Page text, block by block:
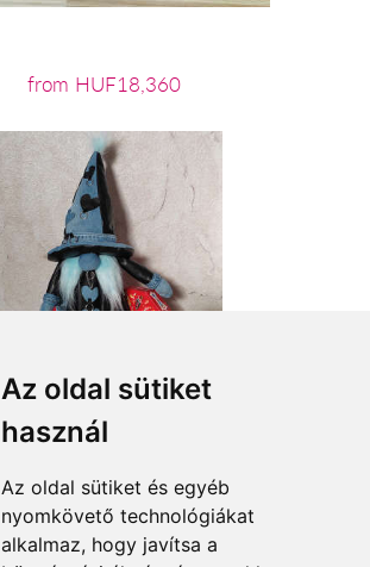
Az oldal sütiket
használ
Az oldal sütiket és egyéb
nyomkövető technológiákat
alkalmaz, hogy javítsa a
from HUF18,360
from HUF18,360